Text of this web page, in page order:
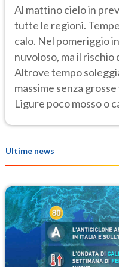
Al mattino cielo in
tutte le regioni.
calo. Nel pomeriggio
nuvoloso, ma il rischio
Altrove tempo
massime senza
Ligure poco mosso o
Ultime news